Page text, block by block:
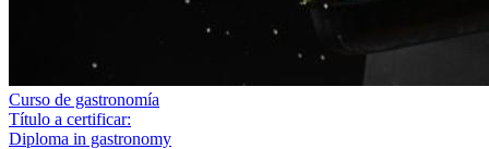
Curso de gastronomía
Título a certificar:
Diploma in gastronomy